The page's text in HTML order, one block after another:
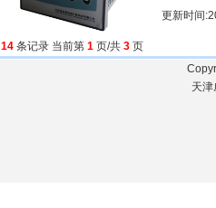
更新时间
14条记录 当前第 1页/共 3页
天